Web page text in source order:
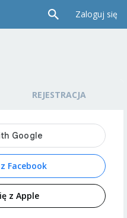
Zaloguj się
REJESTRACJA
Facebook
z Apple